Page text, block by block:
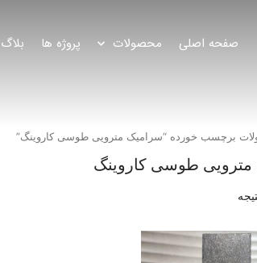
صفحه اصلی محصولات پروژه ها بلاگ
برچسب خورده “سرامیک مترویی طوسی کاروینگ”
طوسی کاروینگ